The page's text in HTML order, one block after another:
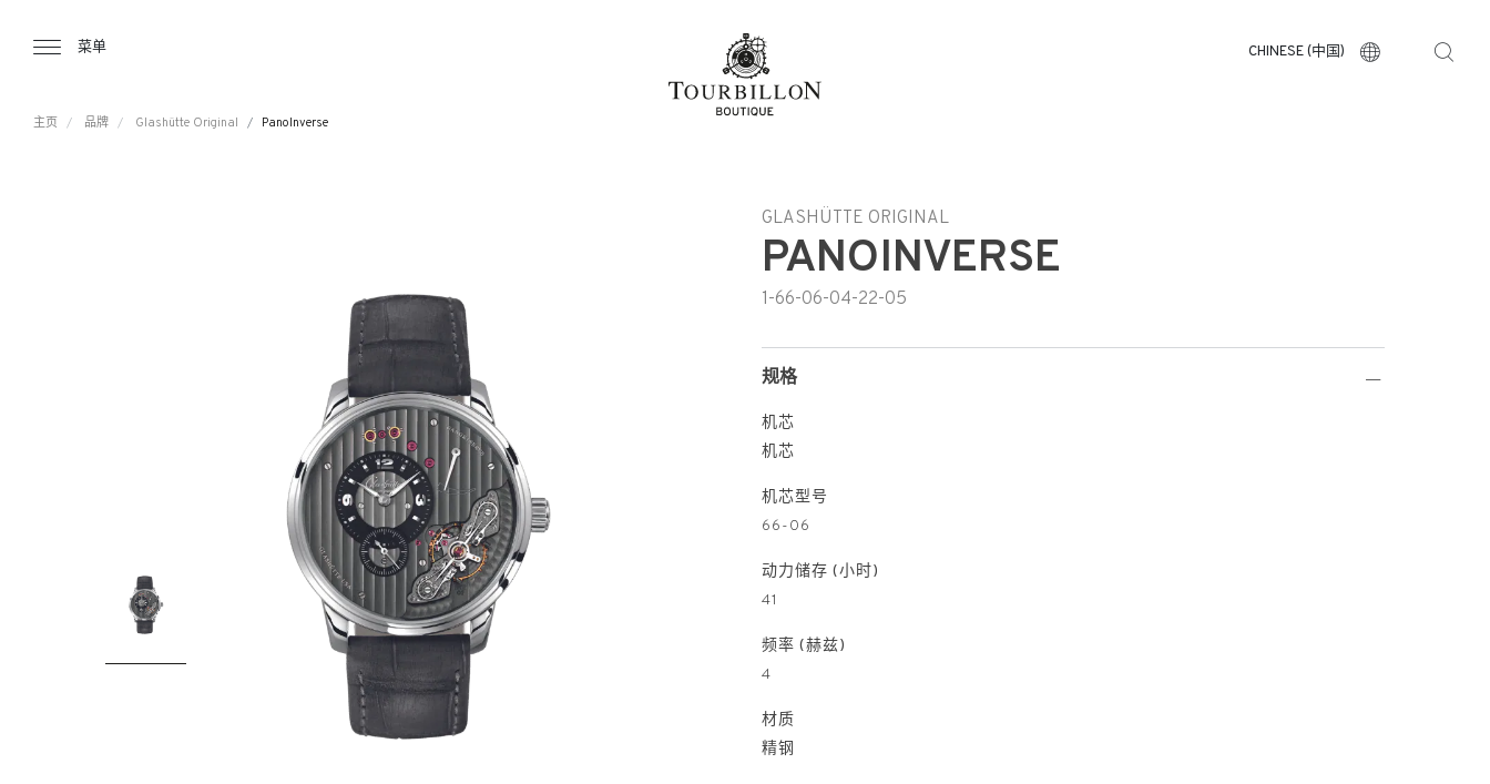
菜单 CHINESE (中国)
主页 品牌 Glashütte Original PanoInverse
GLASHÜTTE ORIGINAL
PANOINVERSE
1-66-06-04-22-05
规格
机芯
机芯
机芯型号
66-06
动力储存 (小时)
41
频率 (赫兹)
4
材质
精钢